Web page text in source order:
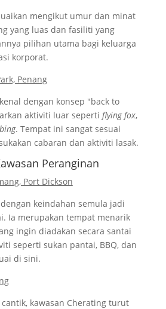
untuk bajet rendah?
tempahan perlu dibuat untuk
day?
mengambil pakej family day
sendiri?
paling sesuai dijalankan
day?
mengikut umur dan minat
yang luas dan fasiliti yang
pilihan utama bagi keluarga
korporat.
Penang
dengan konsep "back to
aktiviti luar seperti flying fox,
. Tempat ini sangat sesuai
cabaran dan aktiviti lasak.
Peranginan
Port Dickson
keindahan semula jadi
Ia merupakan tempat menarik
ingin diadakan secara santai
seperti sukan pantai, BBQ, dan
di sini.
kawasan Cherating turut